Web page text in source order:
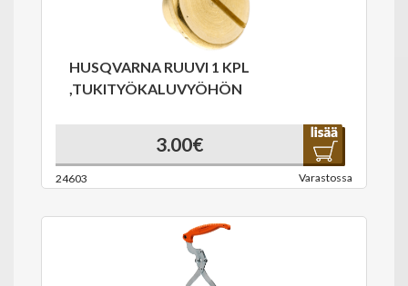
HUSQVARNA RUUVI 1 KPL
,TUKITYÖKALUVYÖHÖN
3.00€
24603 Varastossa